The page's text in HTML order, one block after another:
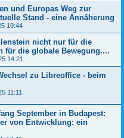
und Europas Weg zur
Stand - eine Annäherung
19:44
nicht nur für die
für die globale Bewegung....
14:21
zu Libreoffice - beim
11:11
September in Budapest:
von Entwicklung: ein